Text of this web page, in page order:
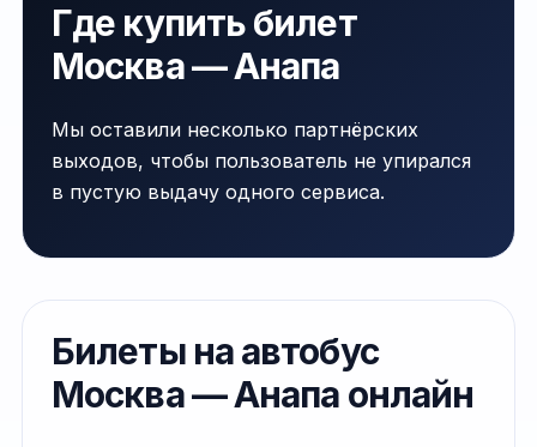
Где купить билет
Москва — Анапа
Мы оставили несколько партнёрских
выходов, чтобы пользователь не упирался
в пустую выдачу одного сервиса.
Билеты на автобус
Москва — Анапа онлайн